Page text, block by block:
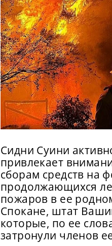
Сидни Суини
привлекает
сборам средств на
продолжающихся
пожаров в ее
Спокане, штат
которые, по ее
затронули членов